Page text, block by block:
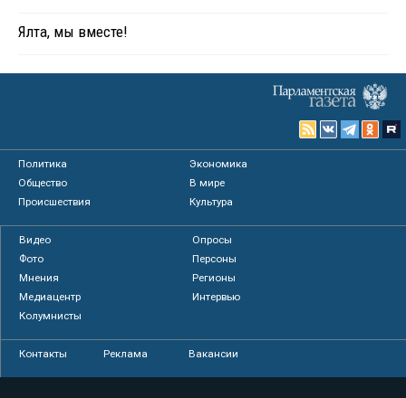
Ялта, мы вместе!
Политика
Экономика
Общество
В мире
Происшествия
Культура
Видео
Опросы
Фото
Персоны
Мнения
Регионы
Медиацентр
Интервью
Колумнисты
Контакты Реклама Вакансии